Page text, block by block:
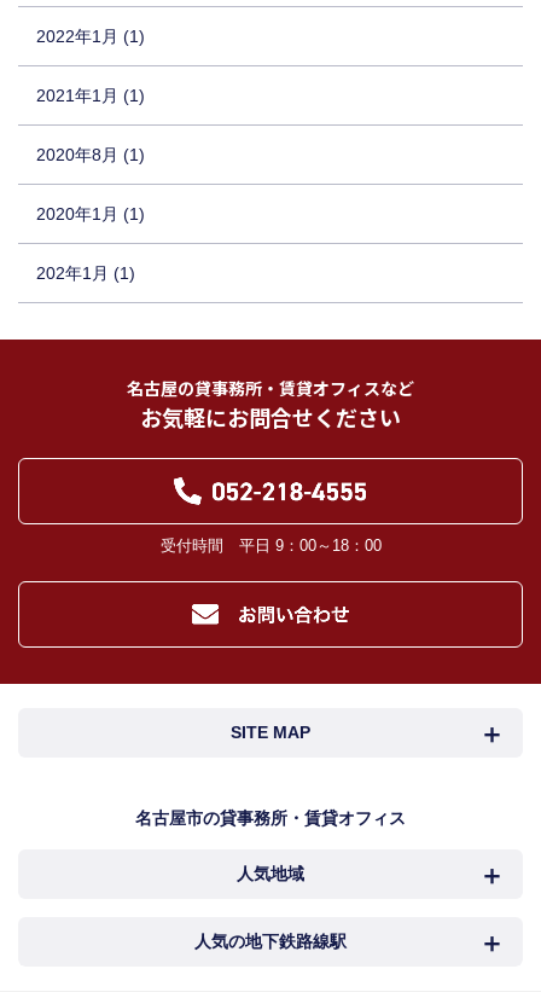
2022年1月 (1)
2021年1月 (1)
2020年8月 (1)
2020年1月 (1)
202年1月 (1)
名古屋の貸事務所・賃貸オフィスなど
お気軽にお問合せください
受付時間 平日 9：00～18：00
SITE MAP
名古屋市近郊検索
地図検索
NEWS
名古屋市の貸事務所・賃貸オフィス
人気地域
人気の地下鉄路線駅